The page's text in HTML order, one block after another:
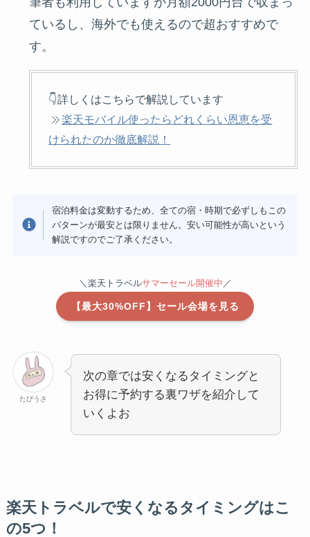
ているし、海外でも使えるので超おすすめで
す。
👇詳しくはこちらで解説しています
楽天モバイル使ったらどれくらい恩恵を受
けられたのか徹底解説！
宿泊料金は変動するため、全ての宿・時期で必ずしもこの
パターンが最安とは限りません。安い可能性が高いという
解説ですのでご了承ください。
＼楽天トラベルサマーセール開催中 ／
【最大30%OFF】セール会場を見る
たびうさ
次の章では安くなるタイミングと
お得に予約する裏ワザを紹介して
いくよお
楽天トラベルで安くなるタイミングはこ
の5つ！